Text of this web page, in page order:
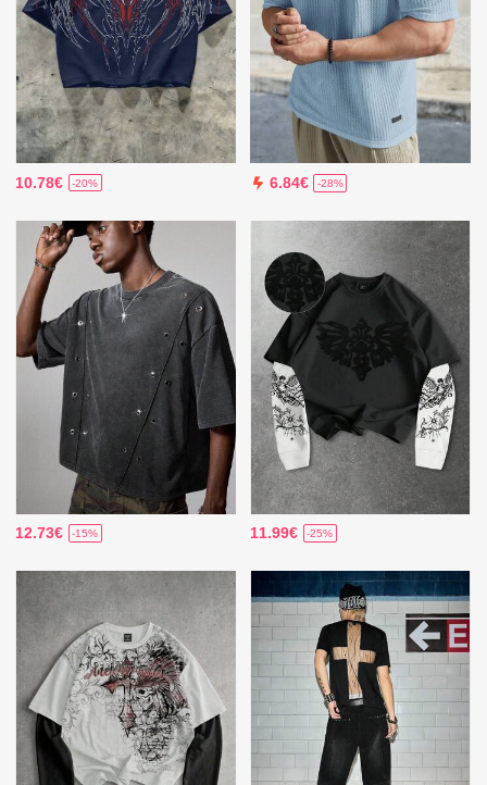
10.78€ -20% 6.84€ -28%
12.73€ -15% 11.99€ -25%